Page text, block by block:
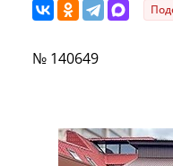
№ 140649